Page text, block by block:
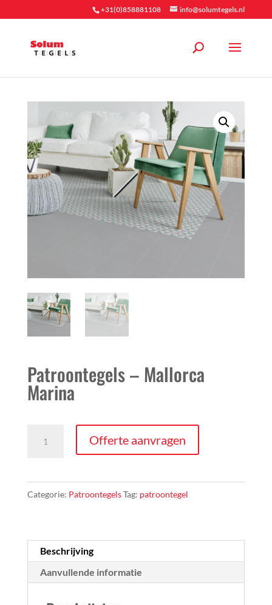
+31(0)858881108 info@solumtegels.nl
Patroontegels – Mallorca
Marina
Marina
aantal
Offerte aanvragen
Categorie: PatroontegelsTag: patroontegel
Beschrijving
Aanvullende informatie